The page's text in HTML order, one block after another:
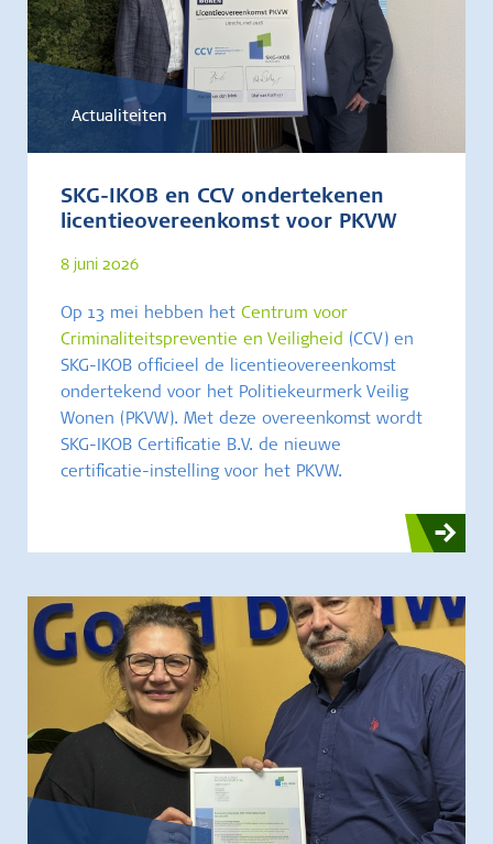
Actualiteiten
SKG-IKOB en CCV ondertekenen
licentieovereenkomst voor PKVW
8 juni 2026
Op 13 mei hebben het Centrum voor
Criminaliteitspreventie en Veiligheid (CCV) en
SKG-IKOB officieel de licentieovereenkomst
ondertekend voor het Politiekeurmerk Veilig
Wonen (PKVW). Met deze overeenkomst wordt
SKG-IKOB Certificatie B.V. de nieuwe
certificatie-instelling voor het PKVW.